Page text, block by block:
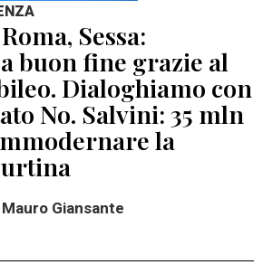
Sessa:
buon fine grazie al
Dialoghiamo con
No. Salvini: 35 mln
la
Giansante